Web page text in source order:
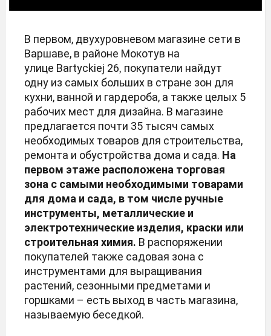
В первом, двухуровневом магазине сети в
Варшаве, в районе Мокотув на
улице Bartyckiej 26, покупатели найдут
одну из самых больших в стране зон для
кухни, ванной и гардероба, а также целых 5
рабочих мест для дизайна. В магазине
предлагается почти 35 тысяч самых
необходимых товаров для строительства,
ремонта и обустройства дома и сада. На
первом этаже расположена торговая
зона с самыми необходимыми товарами
для дома и сада, в том числе ручные
инструменты, металлические и
электротехнические изделия, краски или
строительная химия. В распоряжении
покупателей также садовая зона с
инструментами для выращивания
растений, сезонными предметами и
горшками – есть выход в часть магазина,
называемую беседкой.